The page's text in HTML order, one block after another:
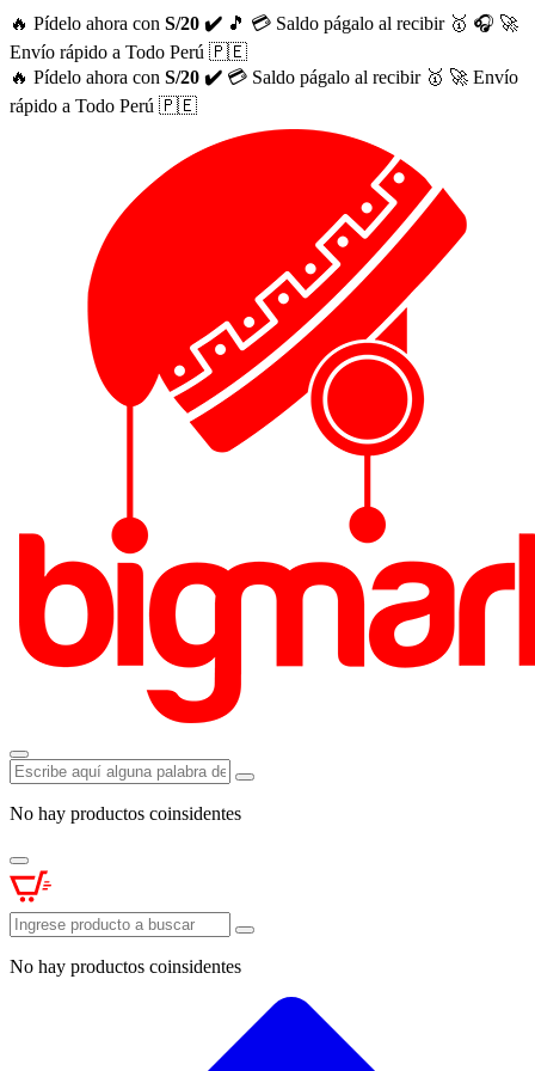
🔥 Pídelo ahora con S/20 ✔️ 🎵 💳 Saldo págalo al recibir 🥇 🎧 🚀
Envío rápido a Todo Perú 🇵🇪
🔥 Pídelo ahora con S/20 ✔️ 💳 Saldo págalo al recibir 🥇 🚀 Envío
rápido a Todo Perú 🇵🇪
No hay productos coinsidentes
No hay productos coinsidentes